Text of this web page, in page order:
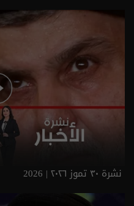
نشرة ٣٠ تموز ٢٠٢٦ | 2026